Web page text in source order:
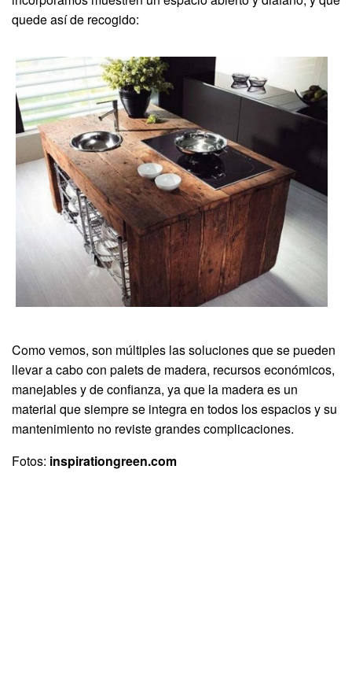
quede así de recogido:
Como vemos, son múltiples las soluciones que se pueden
llevar a cabo con palets de madera, recursos económicos,
manejables y de confianza, ya que la madera es un
material que siempre se integra en todos los espacios y su
mantenimiento no reviste grandes complicaciones.
Fotos: inspirationgreen.com